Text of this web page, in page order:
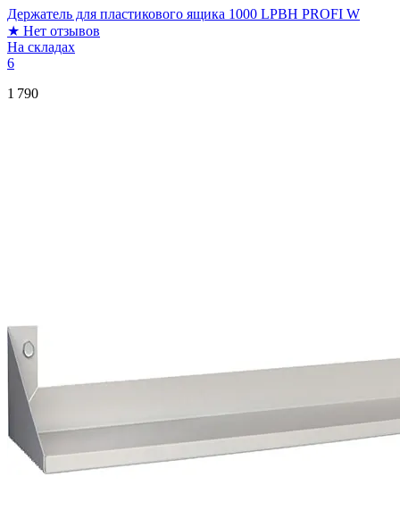
Держатель для пластикового ящика 1000 LPBH PROFI W
★ Нет отзывов
На складах
6
1 790